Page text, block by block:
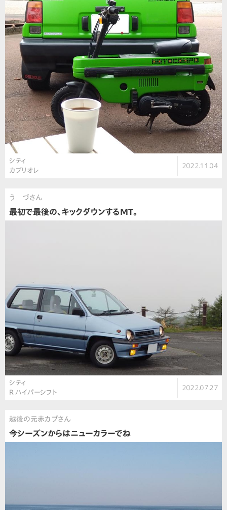
シティ
カブリオレ
2022.11.04
う づさん
最初で最後の、キックダウンするMT。
シティ
R ハイパーシフト
2022.07.27
越後の元赤カブさん
今シーズンからはニューカラーでね